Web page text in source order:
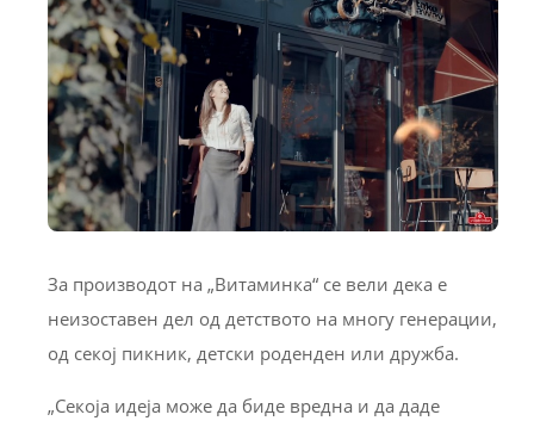
За производот на „Витаминка“ се вели дека е
неизоставен дел од детството на многу генерации,
од секој пикник, детски роденден или дружба.
„Секоја идеја може да биде вредна и да даде